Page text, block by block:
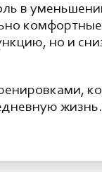
в
но и